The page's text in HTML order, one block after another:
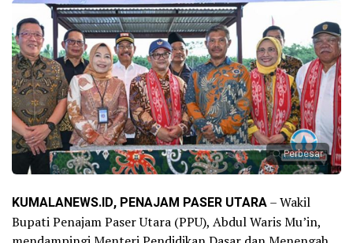
Perbesar
KUMALANEWS.ID, PENAJAM PASER UTARA– Wakil
Bupati Penajam Paser Utara (PPU), Abdul Waris Mu’in,